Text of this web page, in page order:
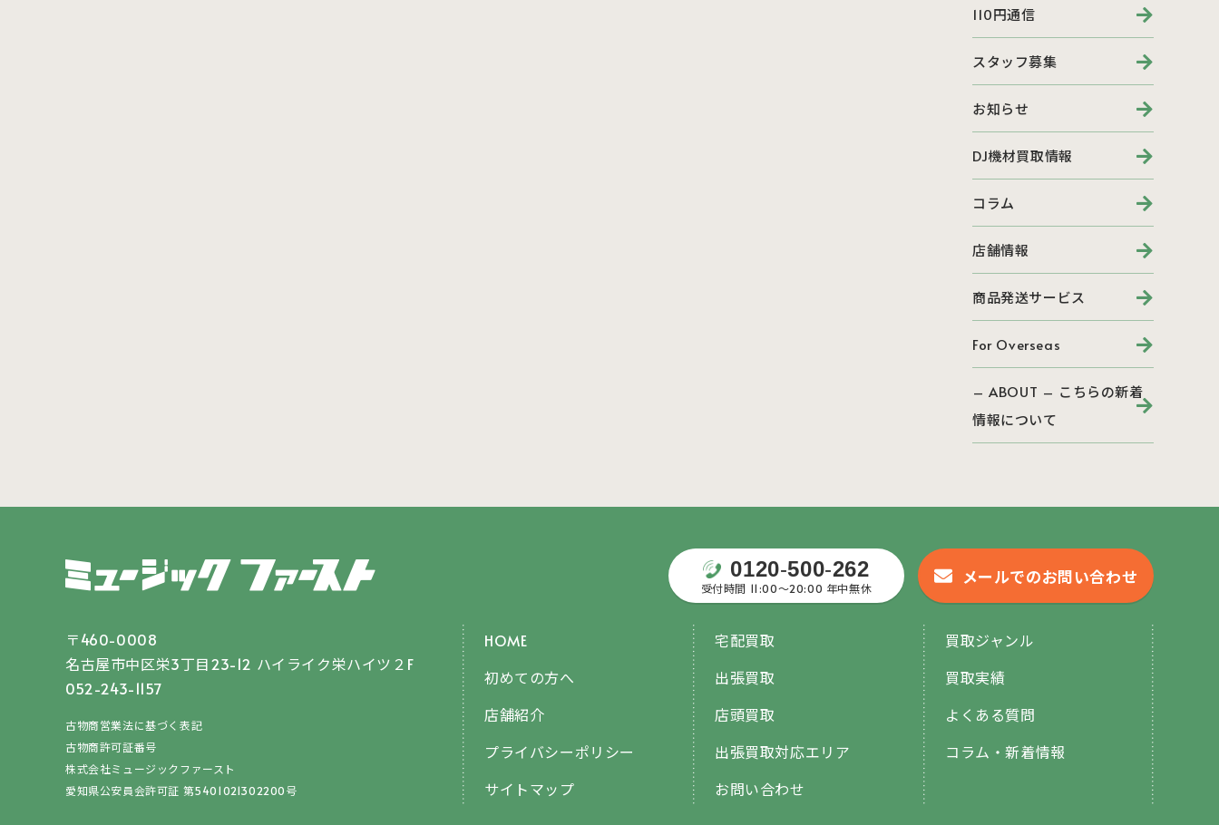
110円通信
スタッフ募集
お知らせ
DJ機材買取情報
コラム
店舗情報
商品発送サービス
For Overseas
– ABOUT – こちらの新着
情報について
HOME
初めての方へ
店舗紹介
プライバシーポリシー
サイトマップ
宅配買取
出張買取
店頭買取
出張買取対応エリア
お問い合わせ
買取ジャンル
買取実績
よくある質問
コラム・新着情報
0120-500-262
受付時間 11:00〜20:00 年中無休
メールでのお問い合わせ
〒460-0008
名古屋市中区栄3丁目23-12 ハイライク栄ハイツ２F
052-243-1157
古物商営業法に基づく表記
古物商許可証番号
株式会社ミュージックファースト
愛知県公安員会許可証 第5401021302200号